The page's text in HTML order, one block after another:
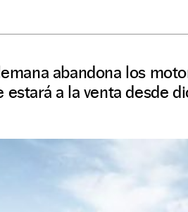
abandona los
a la venta desde